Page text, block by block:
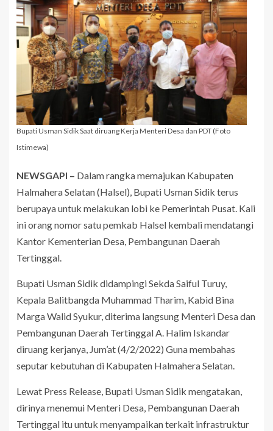
Bupati Usman Sidik Saat diruang Kerja Menteri Desa dan PDT (Foto
Istimewa)
NEWSGAPI – Dalam rangka memajukan Kabupaten
Halmahera Selatan (Halsel), Bupati Usman Sidik terus
berupaya untuk melakukan lobi ke Pemerintah Pusat. Kali
ini orang nomor satu pemkab Halsel kembali mendatangi
Kantor Kementerian Desa, Pembangunan Daerah
Tertinggal.
Bupati Usman Sidik didampingi Sekda Saiful Turuy,
Kepala Balitbangda Muhammad Tharim, Kabid Bina
Marga Walid Syukur, diterima langsung Menteri Desa dan
Pembangunan Daerah Tertinggal A. Halim Iskandar
diruang kerjanya, Jum’at (4/2/2022) Guna membahas
seputar kebutuhan di Kabupaten Halmahera Selatan.
Lewat Press Release, Bupati Usman Sidik mengatakan,
dirinya menemui Menteri Desa, Pembangunan Daerah
Tertinggal itu untuk menyampaikan terkait infrastruktur